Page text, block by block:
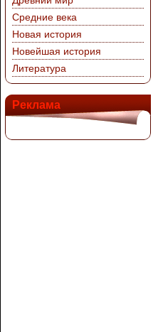
Средние века
Новая история
Новейшая история
Литература
Реклама